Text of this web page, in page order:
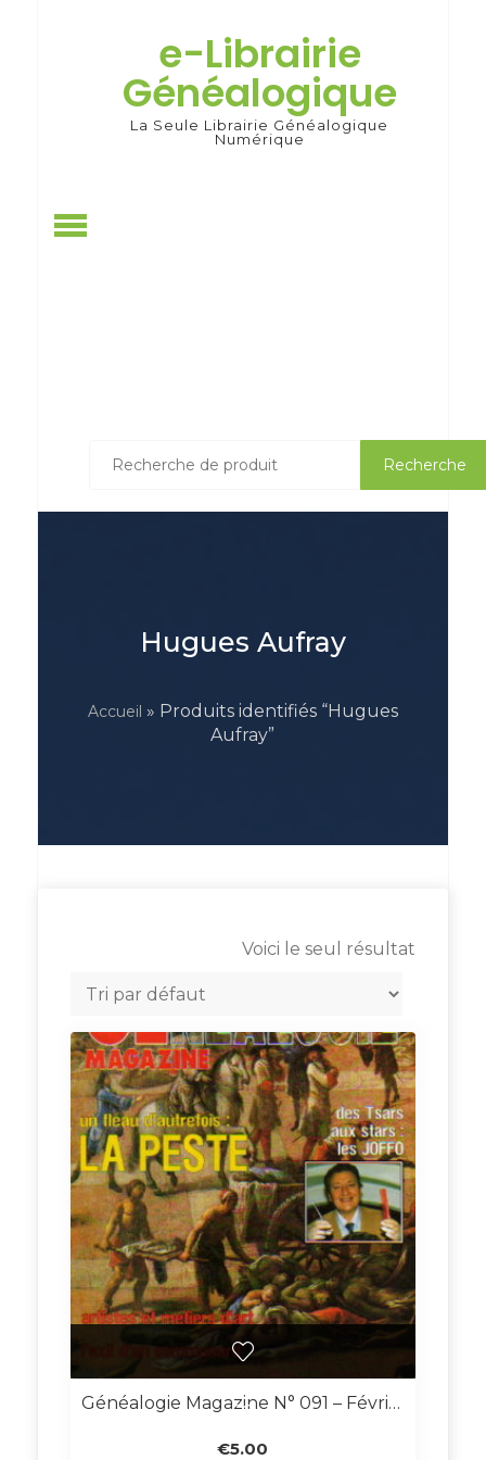
e-Librairie
Généalogique
La Seule Librairie Généalogique
Numérique
pour :
Recherche
Hugues Aufray
Accueil » Produits identifiés “Hugues
Aufray”
Voici le seul résultat
Généalogie Magazine N° 091 – Février 1991
€5.00